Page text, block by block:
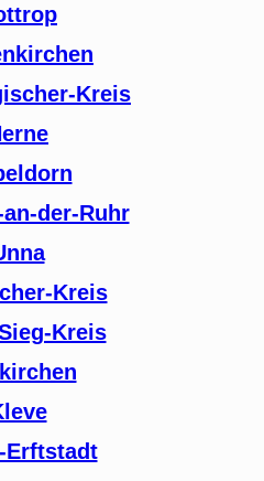
Kreis
der-Ruhr
Kreis
Kreis
Erftstadt